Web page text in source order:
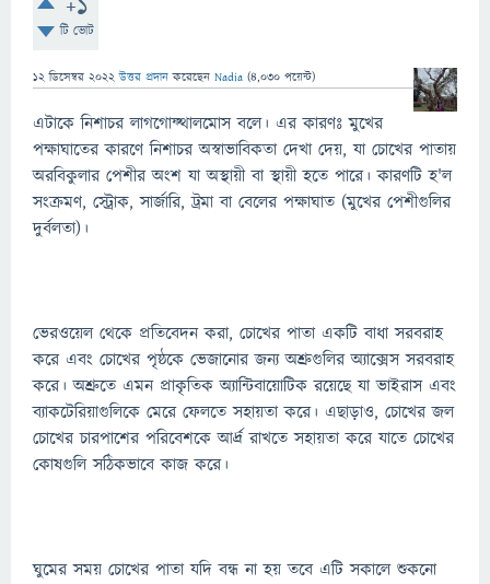
টি ভোট
12 ডিসেম্বর 2022 উত্তর প্রদান করেছেন Nadia (4,030 পয়েন্ট)
এটাকে নিশাচর লাগগোফ্থালমোস বলে। এর কারণঃ মুখের
পক্ষাঘাতের কারণে নিশাচর অস্বাভাবিকতা দেখা দেয়, যা চোখের পাতায়
অরবিকুলার পেশীর অংশ যা অস্থায়ী বা স্থায়ী হতে পারে। কারণটি হ'ল
সংক্রমণ, স্ট্রোক, সার্জারি, ট্রমা বা বেলের পক্ষাঘাত (মুখের পেশীগুলির
দুর্বলতা)।
ভেরওয়েল থেকে প্রতিবেদন করা, চোখের পাতা একটি বাধা সরবরাহ
করে এবং চোখের পৃষ্ঠকে ভেজানোর জন্য অশ্রুগুলির অ্যাক্সেস সরবরাহ
করে। অশ্রুতে এমন প্রাকৃতিক অ্যান্টিবায়োটিক রয়েছে যা ভাইরাস এবং
ব্যাকটেরিয়াগুলিকে মেরে ফেলতে সহায়তা করে। এছাড়াও, চোখের জল
চোখের চারপাশের পরিবেশকে আর্দ্র রাখতে সহায়তা করে যাতে চোখের
কোষগুলি সঠিকভাবে কাজ করে।
ঘুমের সময় চোখের পাতা যদি বন্ধ না হয় তবে এটি সকালে শুকনো